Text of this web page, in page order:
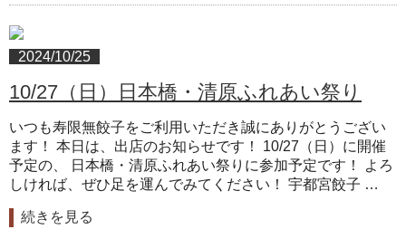
2024/10/25
10/27（日）日本橋・清原ふれあい祭り
いつも寿限無餃子をご利用いただき誠にありがとうござい
ます！ 本日は、出店のお知らせです！ 10/27（日）に開催
予定の、 日本橋・清原ふれあい祭りに参加予定です！ よろ
しければ、ぜひ足を運んでみてください！ 宇都宮餃子 …
続きを見る